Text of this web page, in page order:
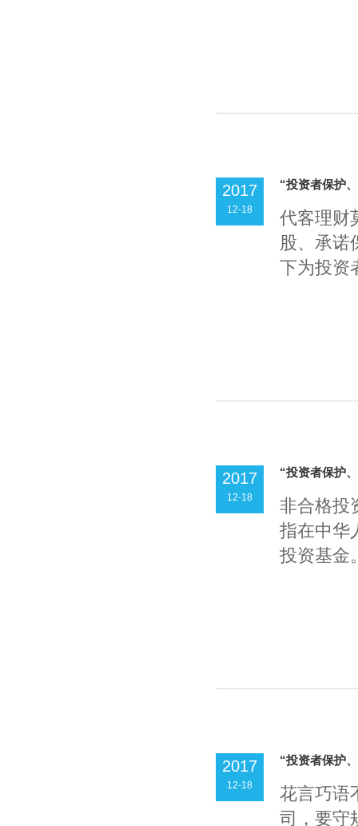
2017
12-18
“投资者保护
代客理财
股、承诺
下为投资
2017
12-18
“投资者保护
非合格投
指在中华
投资基金
2017
12-18
“投资者保护
花言巧语
司，要守